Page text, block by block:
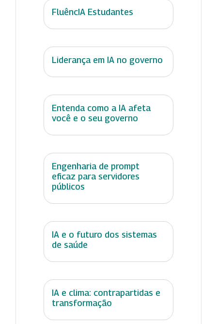
FluêncIA Estudantes
Liderança em IA no governo
Entenda como a IA afeta
você e o seu governo
Engenharia de prompt
eficaz para servidores
públicos
IA e o futuro dos sistemas
de saúde
IA e clima: contrapartidas e
transformação